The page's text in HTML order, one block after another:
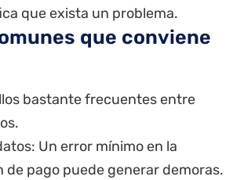
que exista un problema.
que conviene
bastante frecuentes entre
Un error mínimo en la
de pago puede generar demoras.